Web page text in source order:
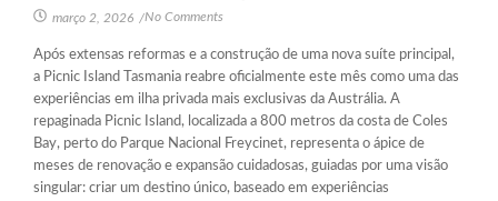
março 2, 2026 /No Comments
Após extensas reformas e a construção de uma nova suíte principal,
a Picnic Island Tasmania reabre oficialmente este mês como uma das
experiências em ilha privada mais exclusivas da Austrália. A
repaginada Picnic Island, localizada a 800 metros da costa de Coles
Bay, perto do Parque Nacional Freycinet, representa o ápice de
meses de renovação e expansão cuidadosas, guiadas por uma visão
singular: criar um destino único, baseado em experiências